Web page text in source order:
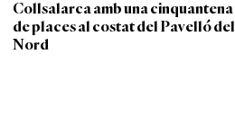
Collsalarca amb una cinquantena
de places al costat del Pavelló del
Nord